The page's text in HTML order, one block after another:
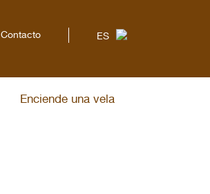
Contacto ES
Enciende una vela